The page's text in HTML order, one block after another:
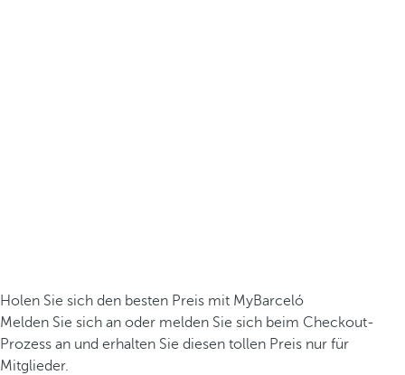
Holen Sie sich den besten Preis mit MyBarceló
Melden Sie sich an oder melden Sie sich beim Checkout-
Prozess an und erhalten Sie diesen tollen Preis nur für
Mitglieder.